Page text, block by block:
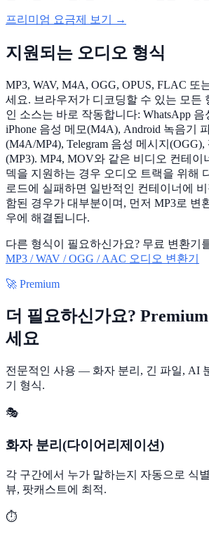
프리미엄 요금제 보기 →
지원되는 오디오 형식
MP3, WAV, M4A, OGG, OPUS, FLAC 또
세요. 브라우저가 디코딩할 수 있는 모든
인 소스는 바로 작동합니다: WhatsApp 음
iPhone 음성 메모(M4A), Android 녹음기
(M4A/MP4), Telegram 음성 메시지
(MP3). MP4, MOV와 같은 비디오 컨테이
덱을 지원하는 경우 오디오 트랙을 위해
로드에 실패하면 일반적인 컨테이너에
함된 경우가 대부분이며, 먼저 MP3로 변
우에 해결됩니다.
다른 형식이 필요하신가요? 무료 변환기
MP3 / WAV / OGG / AAC 오디오 변환기
🚀 Premium
더 필요하신가요?
세요
전문적인 사용 — 화자 분리, 긴 파일, AI
기 형식.
🎭
화자 분리(다이어리제이션)
각 구간에서 누가 말하는지 자동으로 식
뷰, 팟캐스트에 최적.
⏱️